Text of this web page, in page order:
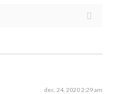
dec. 24, 2020 2:29 am